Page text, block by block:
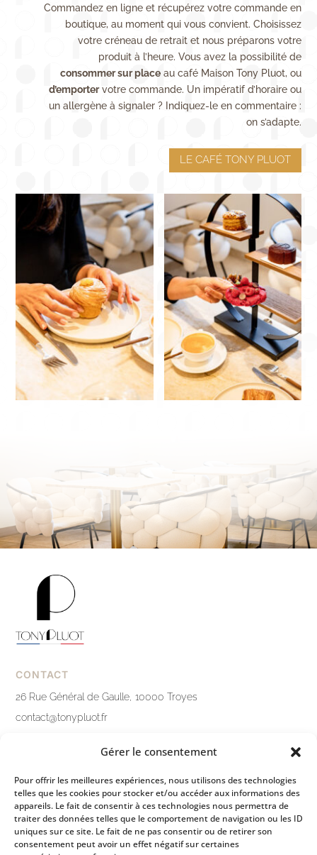
Gérer le consentement
Pour offrir les meilleures expériences, nous utilisons des technologies
telles que les cookies pour stocker et/ou accéder aux informations des
appareils. Le fait de consentir à ces technologies nous permettra de
traiter des données telles que le comportement de navigation ou les ID
uniques sur ce site. Le fait de ne pas consentir ou de retirer son
consentement peut avoir un effet négatif sur certaines
Commandez en ligne et récupérez votre commande en
boutique, au moment qui vous convient. Choisissez
votre créneau de retrait et nous préparons votre
produit à l’heure. Vous avez la possibilité de
consommer sur placeau café Maison Tony Pluot, ou
d’emportervotre commande. Un impératif d’horaire ou
un allergène à signaler ? Indiquez-le en commentaire :
on s’adapte.
LE CAFÉ TONY PLUOT
CONTACT
26 Rue Général de Gaulle, 10000 Troyes
contact@tonypluot.fr
LIENS PRATIQUES
Mentions légales
Politique de confidentialité